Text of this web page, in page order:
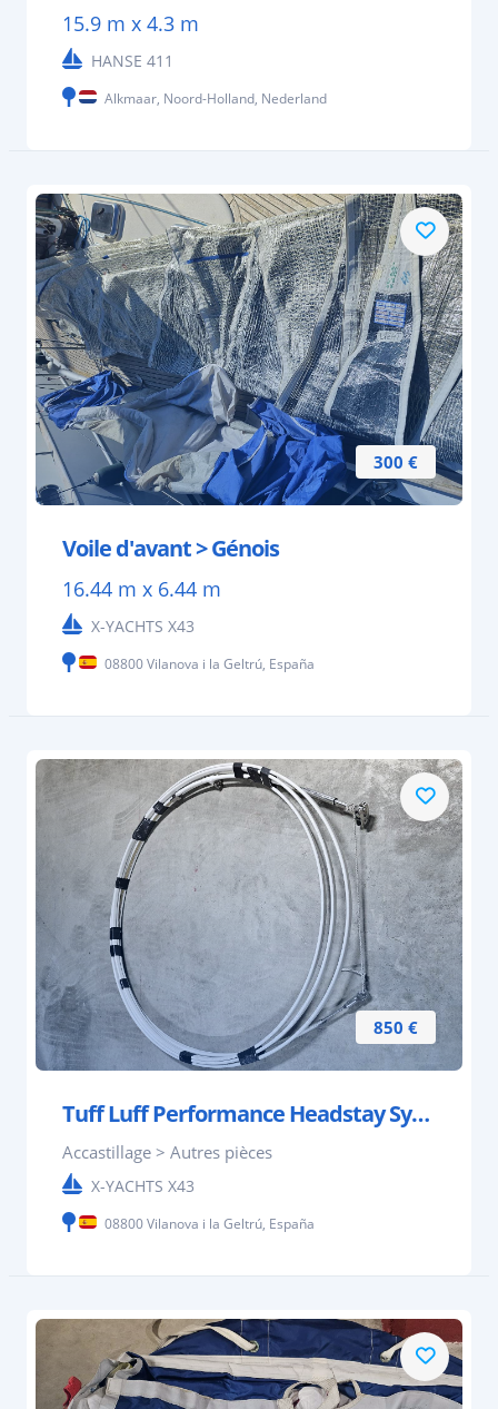
15.9 m x 4.3 m
HANSE 411
Alkmaar, Noord-Holland, Nederland
300 €
Voile d'avant > Génois
16.44 m x 6.44 m
X-YACHTS X43
08800 Vilanova i la Geltrú, España
850 €
Tuff Luff Performance Headstay System for 12m-14m
Accastillage > Autres pièces
X-YACHTS X43
08800 Vilanova i la Geltrú, España